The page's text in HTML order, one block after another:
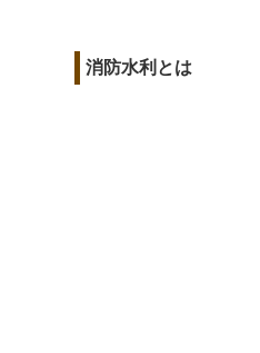
消防水利とは